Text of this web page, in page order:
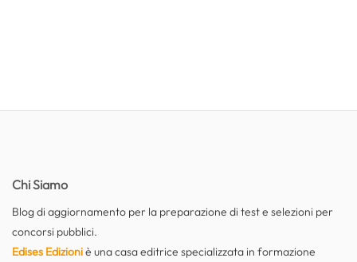
Chi Siamo
Blog di aggiornamento per la preparazione di test e selezioni per
concorsi pubblici.
Edises Edizioniè una casa editrice specializzata in formazione